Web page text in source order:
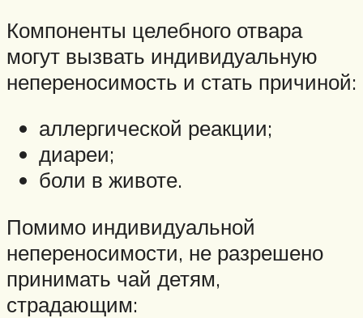
Компоненты целебного отвара
могут вызвать индивидуальную
непереносимость и стать причиной:
аллергической реакции;
диареи;
боли в животе.
Помимо индивидуальной
непереносимости, не разрешено
принимать чай детям,
страдающим: